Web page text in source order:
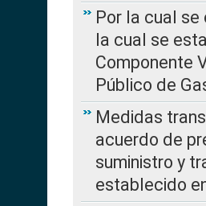
Por la cual se
la cual se
Componente
Público de
Medidas
acuerdo de
suministro y
establecido